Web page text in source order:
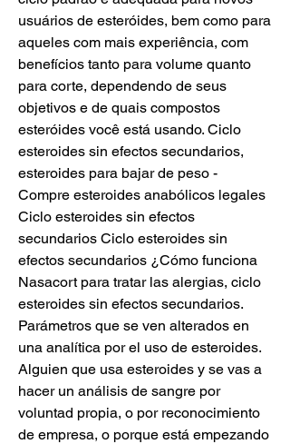
usuários de esteróides, bem como para
aqueles com mais experiência, com
benefícios tanto para volume quanto
para corte, dependendo de seus
objetivos e de quais compostos
esteróides você está usando. Ciclo
esteroides sin efectos secundarios,
esteroides para bajar de peso -
Compre esteroides anabólicos legales
Ciclo esteroides sin efectos
secundarios Ciclo esteroides sin
efectos secundarios ¿Cómo funciona
Nasacort para tratar las alergias, ciclo
esteroides sin efectos secundarios.
Parámetros que se ven alterados en
una analítica por el uso de esteroides.
Alguien que usa esteroides y se vas a
hacer un análisis de sangre por
voluntad propia, o por reconocimiento
de empresa, o porque está empezando